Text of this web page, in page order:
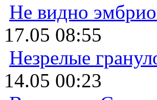
Не видно
17.05 08:55
Незрелые
14.05 00:23